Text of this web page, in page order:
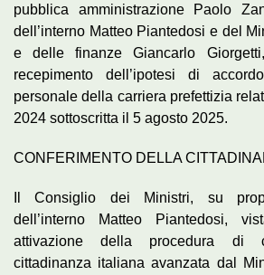
pubblica amministrazione Paolo
dell’interno Matteo Piantedosi e del
e delle finanze Giancarlo
recepimento dell’ipotesi di
personale della carriera prefettizia
2024 sottoscritta il 5 agosto 2025.
CONFERIMENTO DELLA
Il Consiglio dei Ministri, su
dell’interno Matteo Piantedosi,
attivazione della procedura di
cittadinanza italiana avanzata dal